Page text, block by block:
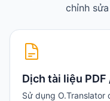
chỉnh
Dịch tài liệu PDF
Sử dụng O.Translator